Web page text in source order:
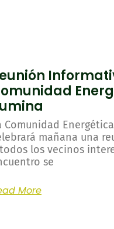
Comunidad
mañana una
los vecinos
se
More